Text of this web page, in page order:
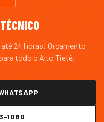
24 horas! Orçamento
todo o Alto Tietê.
1080